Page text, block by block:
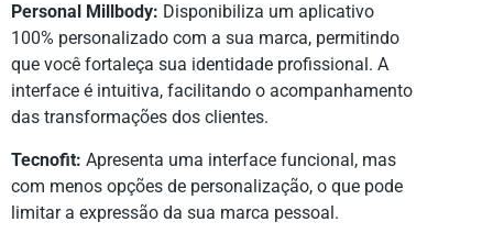
Personal Millbody: Disponibiliza um aplicativo
100% personalizado com a sua marca, permitindo
que você fortaleça sua identidade profissional. A
interface é intuitiva, facilitando o acompanhamento
das transformações dos clientes.
Tecnofit: Apresenta uma interface funcional, mas
com menos opções de personalização, o que pode
limitar a expressão da sua marca pessoal.